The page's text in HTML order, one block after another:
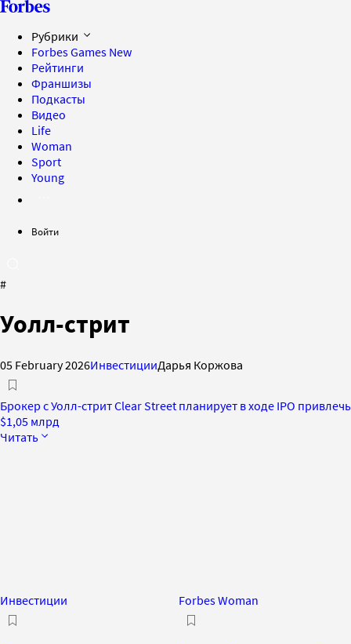
Рубрики
Forbes Games New
Рейтинги
Франшизы
Подкасты
Видео
Life
Woman
Sport
Young
Войти
#
Уолл-стрит
05 February 2026ИнвестицииДарья Коржова
Брокер с Уолл-стрит Clear Street планирует в ходе IPO привлечь
$1,05 млрд
Читать
Инвестиции Forbes Woman